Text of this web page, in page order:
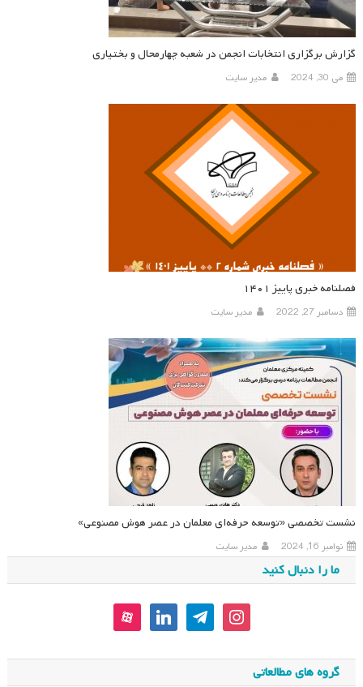
گزارش برگزاری انتخابات انجمن در شعبه چهارمحال و بختیاری
می 30, 2024 مدیر سایت
فصلنامه خبری پاییز ۱۴۰۱
دسامبر 27, 2022 مدیر سایت
نشست تخصصی «توسعه حرفه‌ای معلمان در عصر هوش مصنوعی»
نوامبر 16, 2024 مدیر سایت
ما را دنبال کنید
instagram
telegram
linkedin
aparat
گروه های مطالعاتی